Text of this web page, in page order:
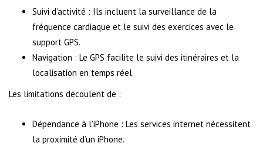
Suivi d’activité : Ils incluent la surveillance de la
fréquence cardiaque et le suivi des exercices avec le
support GPS.
Navigation : Le GPS facilite le suivi des itinéraires et la
localisation en temps réel.
Les limitations découlent de :
Dépendance à l’iPhone : Les services internet nécessitent
la proximité d’un iPhone.